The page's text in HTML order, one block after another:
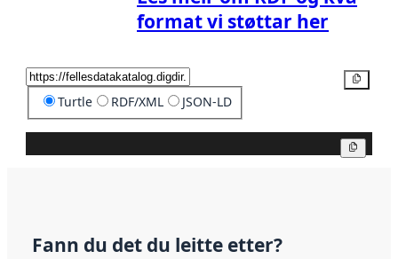
format vi støttar her
Turtle RDF/XML JSON-LD
Fann du det du leitte etter?